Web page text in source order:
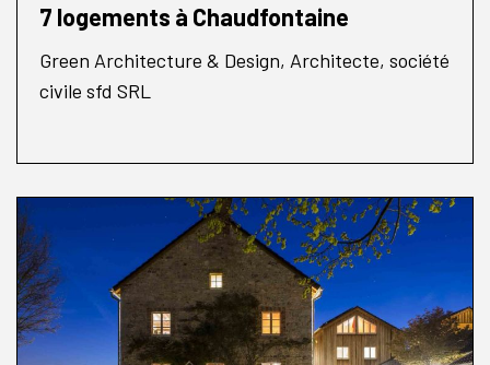
7 logements à Chaudfontaine
Green Architecture & Design, Architecte, société
civile sfd SRL